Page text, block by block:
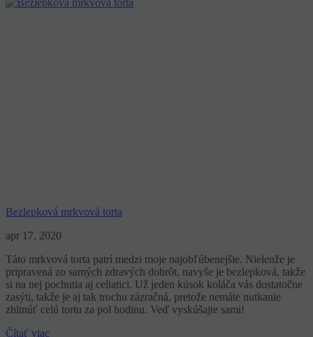
Bezlepková mrkvová torta
apr 17, 2020
Táto mrkvová torta patrí medzi moje najobľúbenejšie. Nielenže je
pripravená zo samých zdravých dobrôt, navyše je bezlepková, takže
si na nej pochutia aj celiatici. Už jeden kúsok koláča vás dostatočne
zasýti, takže je aj tak trochu zázračná, pretože nemáte nutkanie
zhltnúť celú tortu za pol hodinu. Veď vyskúšajte sami!
Čítať viac